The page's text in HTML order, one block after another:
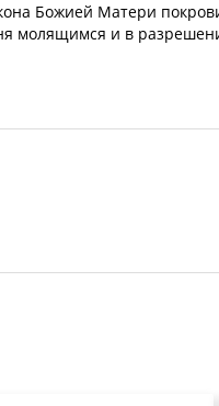
Божией Матери
молящимся и в